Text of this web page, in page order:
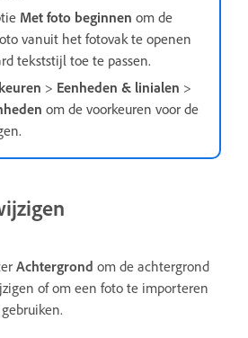
Met foto beginnen om de
vanuit het fotovak te openen
tekststijl toe te passen.
> Eenheden & linialen >
om de voorkeuren voor de
Achtergrond om de achtergrond
of om een foto te importeren